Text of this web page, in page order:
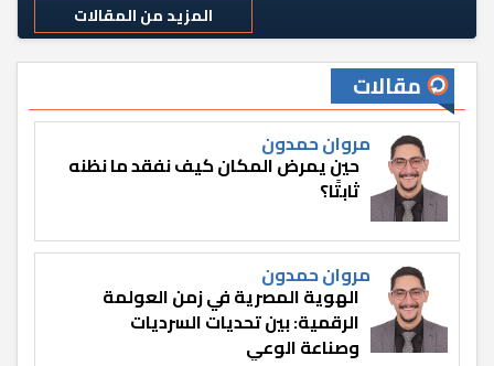
المزيد من المقالات
مقالات
مروان حمدون
حين يمرض المكان كيف نفقد ما نظنه
ثابتًا؟
مروان حمدون
الهوية المصرية في زمن العولمة
الرقمية: بين تحديات السرديات
وصناعة الوعي